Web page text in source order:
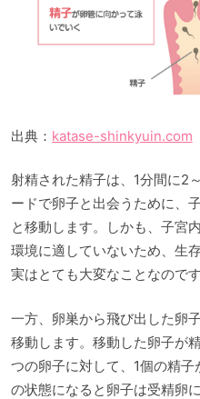
出典： katase-shinkyuin.com
射精された精子は、1分間に2
ードで卵子と出会うために、
と移動します。しかも、子宮
環境に適していないため、生
実はとても大変なことなのです
一方、卵巣から飛び出した卵
移動します。移動した卵子が
つの卵子に対して、1個の精
の状態になると卵子は受精卵に